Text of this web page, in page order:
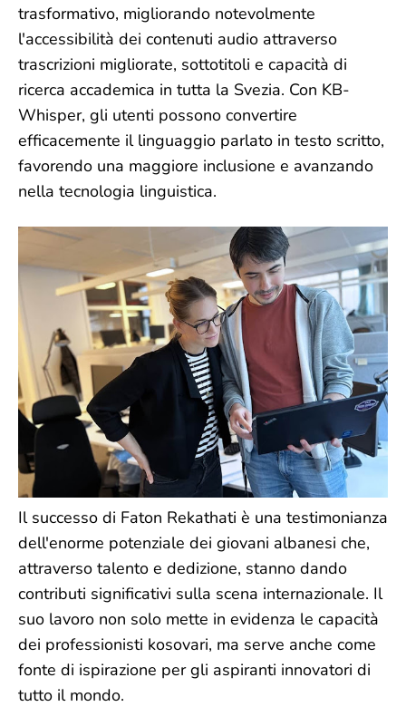
trasformativo, migliorando notevolmente
l'accessibilità dei contenuti audio attraverso
trascrizioni migliorate, sottotitoli e capacità di
ricerca accademica in tutta la Svezia. Con KB-
Whisper, gli utenti possono convertire
efficacemente il linguaggio parlato in testo scritto,
favorendo una maggiore inclusione e avanzando
nella tecnologia linguistica.
Il successo di Faton Rekathati è una testimonianza
dell'enorme potenziale dei giovani albanesi che,
attraverso talento e dedizione, stanno dando
contributi significativi sulla scena internazionale. Il
suo lavoro non solo mette in evidenza le capacità
dei professionisti kosovari, ma serve anche come
fonte di ispirazione per gli aspiranti innovatori di
tutto il mondo.